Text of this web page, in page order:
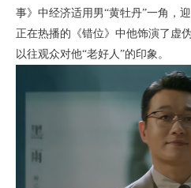
事》中经济适用男“黄牡丹”一角，
正在热播的《错位》中他饰演了虚
以往观众对他“老好人”的印象。